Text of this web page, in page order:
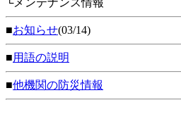
└メンテナンス情報
■お知らせ(03/14)
■用語の説明
■他機関の防災情報